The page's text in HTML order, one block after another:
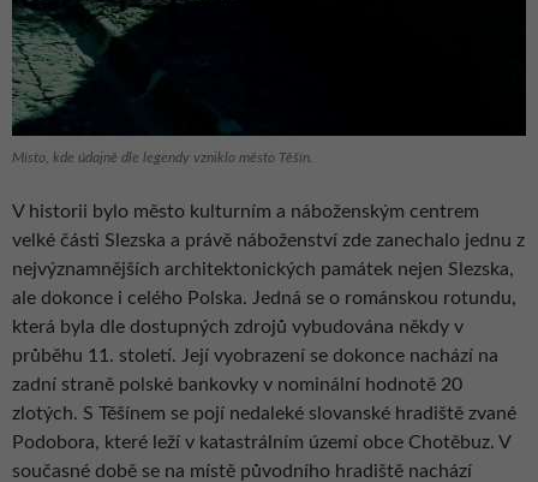
Místo, kde údajně dle legendy vzniklo město Těšín.
V historii bylo město kulturním a náboženským centrem
velké části Slezska a právě náboženství zde zanechalo jednu z
nejvýznamnějších architektonických památek nejen Slezska,
ale dokonce i celého Polska. Jedná se o románskou rotundu,
která byla dle dostupných zdrojů vybudována někdy v
průběhu 11. století. Její vyobrazení se dokonce nachází na
zadní straně polské bankovky v nominální hodnotě 20
zlotých. S Těšínem se pojí nedaleké slovanské hradiště zvané
Podobora, které leží v katastrálním území obce Chotěbuz. V
současné době se na místě původního hradiště nachází